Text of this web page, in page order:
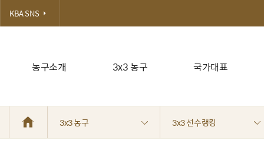
농구소개 3x3 농구 국가대표
KBA SNS
3x3 농구 3x3 선수랭킹